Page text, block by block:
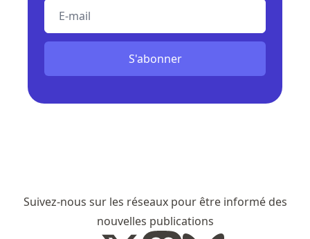
S'abonner
Suivez-nous sur les réseaux pour être informé des
nouvelles publications